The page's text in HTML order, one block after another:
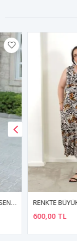
600,00 TL